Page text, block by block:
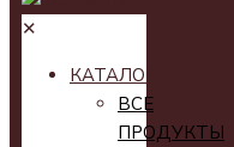
✕
КАТАЛОГ
ВСЕ
ПРОДУКТЫ